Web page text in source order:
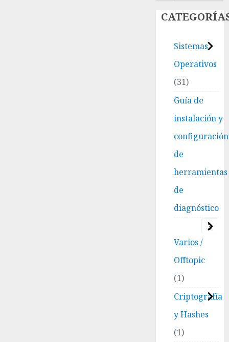
Sistemas
Operativos
31
Guía de
instalación y
configuración
de
herramientas
de
diagnóstico
3
Varios /
Offtopic
1
Criptografía
y Hashes
1